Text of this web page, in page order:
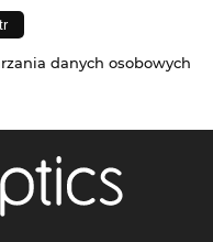
danych osobowych